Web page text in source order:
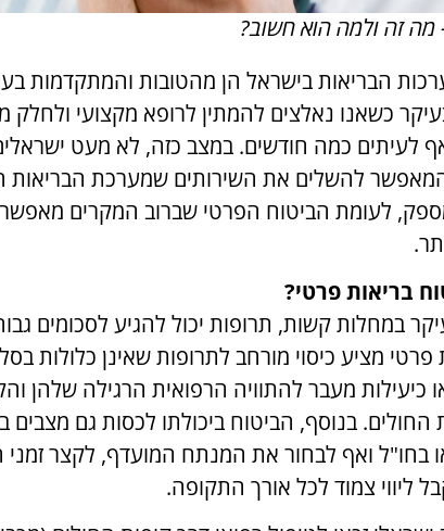
מה זה ולמה הוא חשוב?
הבריאות בישראל הן מהטובות והמתקדמות
כשאנו נאלצים להמתין לרופא מקצועי ולחלק
לעיתים כמה חודשים. במצב כזה, לא מעט
להשלים את השירותים שמערכת הבריאות
לעומת הביטוח הפרטי שברוב המקרים מאפשר
בריאות פרטי?
במחלות קשות, תרופות יכול להגיע לסכומים
מציע כיסוי מורחב לתרופות שאינן כלולות
כיעילות מעבר להתוויה הרפואית הרגילה שלהן
בנוסף, הביטוח ביכולתו לכסות גם
בחו"ל ואף לבחור את המנתח המועדף, לקצר
ליווי צמוד לכל אורך התקופה.